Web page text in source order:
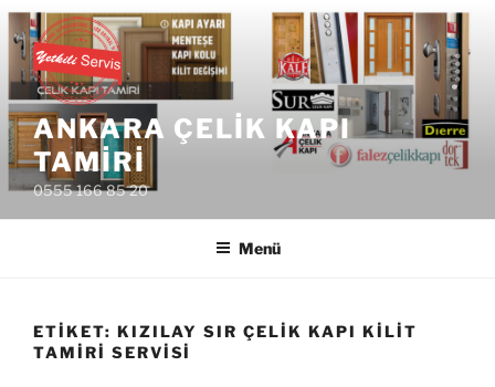
İçeriğe
geç
ANKARA ÇELIK KAPI
TAMIRI
0555 166 85 20
Menü
ETIKET: KIZILAY SIR ÇELIK KAPI KILIT
TAMIRI SERVISI